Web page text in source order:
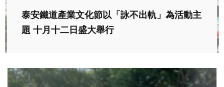
泰安鐵道產業文化節以「詠不出軌」為活動主
題 十月十二日盛大舉行